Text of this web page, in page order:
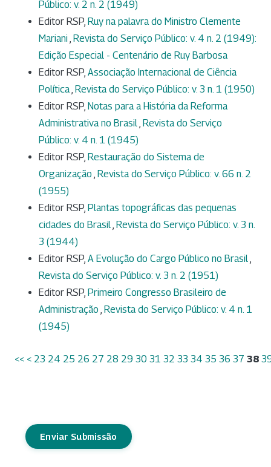
Público: v. 2 n. 2 (1949)
Editor RSP, Ruy na palavra do Ministro Clemente
Mariani, Revista do Serviço Público: v. 4 n. 2 (1949):
Edição Especial - Centenário de Ruy Barbosa
Editor RSP, Associação Internacional de Ciência
Política, Revista do Serviço Público: v. 3 n. 1 (1950)
Editor RSP, Notas para a História da Reforma
Administrativa no Brasil, Revista do Serviço
Público: v. 4 n. 1 (1945)
Editor RSP, Restauração do Sistema de
Organização , Revista do Serviço Público: v. 66 n. 2
(1955)
Editor RSP, Plantas topográficas das pequenas
cidades do Brasil, Revista do Serviço Público: v. 3 n.
3 (1944)
Editor RSP, A Evolução do Cargo Público no Brasil,
Revista do Serviço Público: v. 3 n. 2 (1951)
Editor RSP, Primeiro Congresso Brasileiro de
Administração , Revista do Serviço Público: v. 4 n. 1
(1945)
<< < 23 24 25 26 27 28 29 30 31 32 33 34 35 36 37 38
Enviar Submissão